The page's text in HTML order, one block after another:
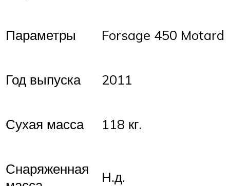
Параметры Forsage 450 Motard
Год выпуска 2011
Сухая масса 118 кг.
Снаряженная
Н.д.